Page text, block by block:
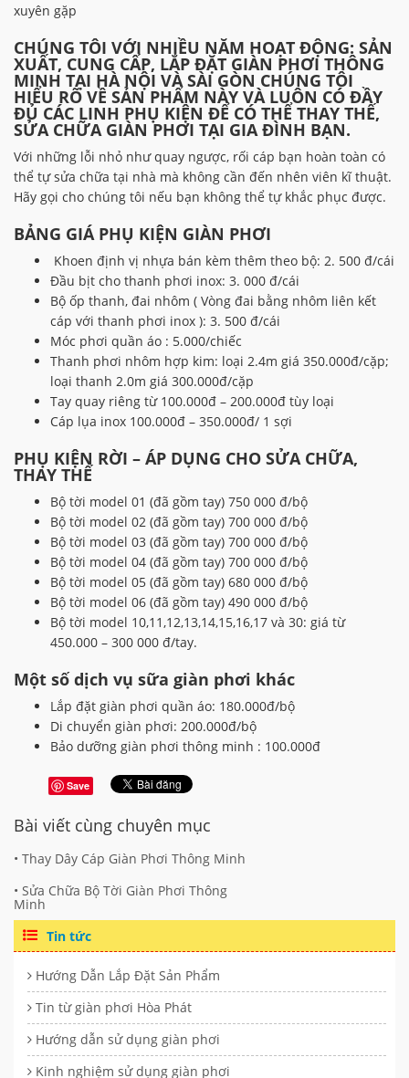
xuyên gặp
CHÚNG TÔI VỚI NHIỀU NĂM HOẠT ĐỘNG: SẢN
XUẤT, CUNG CẤP, LẮP ĐẶT GIÀN PHƠI THÔNG
MINH TẠI HÀ NỘI VÀ SÀI GÒN CHÚNG TÔI
HIỂU RÕ VỀ SẢN PHẨM NÀY VÀ LUÔN CÓ ĐẦY
ĐỦ CÁC LINH PHỤ KIỆN ĐỂ CÓ THỂ THAY THẾ,
SỬA CHỮA GIÀN PHƠI TẠI GIA ĐÌNH BẠN.
Với những lỗi nhỏ như quay ngược, rối cáp bạn hoàn toàn có
thể tự sửa chữa tại nhà mà không cần đến nhên viên kĩ thuật.
Hãy gọi cho chúng tôi nếu bạn không thể tự khắc phục được.
BẢNG GIÁ PHỤ KIỆN GIÀN PHƠI
Khoen định vị nhựa bán kèm thêm theo bộ: 2. 500 đ/cái
Đầu bịt cho thanh phơi inox: 3. 000 đ/cái
Bộ ốp thanh, đai nhôm ( Vòng đai bằng nhôm liên kết
cáp với thanh phơi inox ): 3. 500 đ/cái
Móc phơi quần áo : 5.000/chiếc
Thanh phơi nhôm hợp kim: loại 2.4m giá 350.000đ/cặp;
loại thanh 2.0m giá 300.000đ/cặp
Tay quay riêng từ 100.000đ – 200.000đ tùy loại
Cáp lụa inox 100.000đ – 350.000đ/ 1 sợi
PHỤ KIỆN RỜI – ÁP DỤNG CHO SỬA CHỮA,
THAY THẾ
Bộ tời model 01 (đã gồm tay) 750 000 đ/bộ
Bộ tời model 02 (đã gồm tay) 700 000 đ/bộ
Bộ tời model 03 (đã gồm tay) 700 000 đ/bộ
Bộ tời model 04 (đã gồm tay) 700 000 đ/bộ
Bộ tời model 05 (đã gồm tay) 680 000 đ/bộ
Bộ tời model 06 (đã gồm tay) 490 000 đ/bộ
Bộ tời model 10,11,12,13,14,15,16,17 và 30: giá từ
450.000 – 300 000 đ/tay.
Một số dịch vụ sữa giàn phơi khác
Lắp đặt giàn phơi quần áo: 180.000đ/bộ
Di chuyển giàn phơi: 200.000đ/bộ
Bảo dưỡng giàn phơi thông minh : 100.000đ
Save
Bài viết cùng chuyên mục
• Thay Dây Cáp Giàn Phơi Thông Minh
• Sửa Chữa Bộ Tời Giàn Phơi Thông
Minh
Tin tức
Hướng Dẫn Lắp Đặt Sản Phẩm
Tin từ giàn phơi Hòa Phát
Hướng dẫn sử dụng giàn phơi
Kinh nghiệm sử dụng giàn phơi